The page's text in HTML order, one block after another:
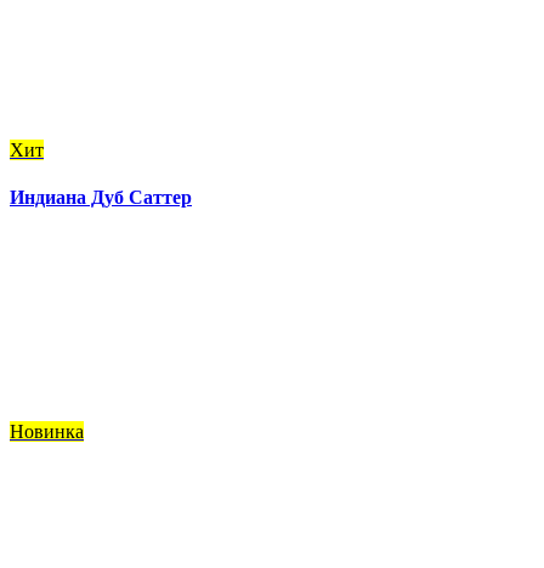
Хит
Индиана Дуб Саттер
Новинка